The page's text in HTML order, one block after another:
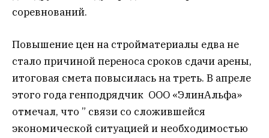
соревнований.
Повышение цен на стройматериалы едва не
стало причиной переноса сроков сдачи арены,
итоговая смета повысилась на треть. В апреле
этого года генподрядчик ООО «ЭлинАльфа»
отмечал, что ” связи со сложившейся
экономической ситуацией и необходимостью